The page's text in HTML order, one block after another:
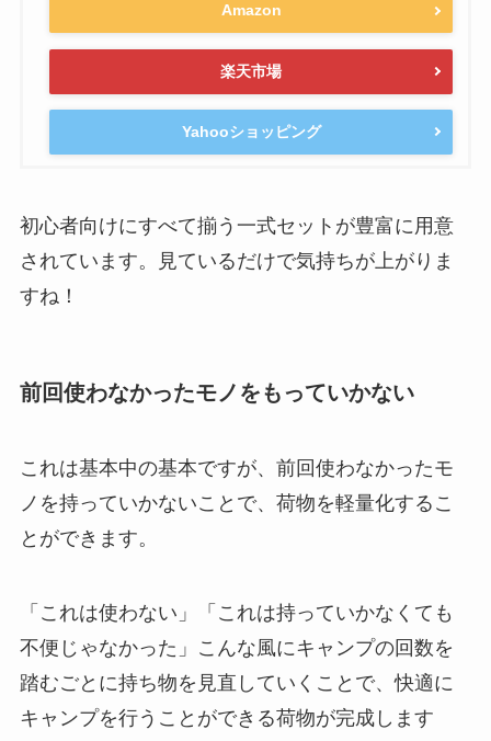
Amazon
楽天市場
Yahooショッピング
初心者向けにすべて揃う一式セットが豊富に用意
されています。見ているだけで気持ちが上がりま
すね！
前回使わなかったモノをもっていかない
これは基本中の基本ですが、前回使わなかったモ
ノを持っていかないことで、荷物を軽量化するこ
とができます。
「これは使わない」「これは持っていかなくても
不便じゃなかった」こんな風にキャンプの回数を
踏むごとに持ち物を見直していくことで、快適に
キャンプを行うことができる荷物が完成します